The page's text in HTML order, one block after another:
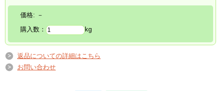
価格: －
購入数：
kg
返品についての詳細はこちら
お問い合わせ